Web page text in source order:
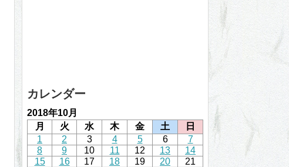
カレンダー
2018年10月
月
火 水 木 金 土 日
1 2 3 4 5 6
7
8
9 10 11 12 13
14
15
16 17 18 19 20
21